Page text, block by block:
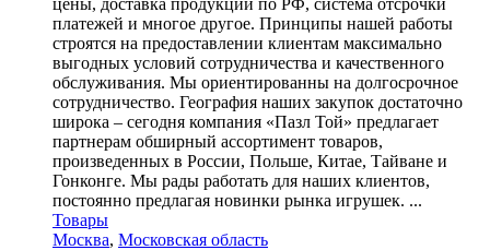
платежей и многое другое. Принципы нашей работы
строятся на предоставлении клиентам максимально
выгодных условий сотрудничества и качественного
обслуживания. Мы ориентированны на долгосрочное
сотрудничество. География наших закупок достаточно
широка – сегодня компания «Пазл Той» предлагает
партнерам обширный ассортимент товаров,
произведенных в России, Польше, Китае, Тайване и
Гонконге. Мы рады работать для наших клиентов,
постоянно предлагая новинки рынка игрушек. ...
Товары
Москва, Московская область